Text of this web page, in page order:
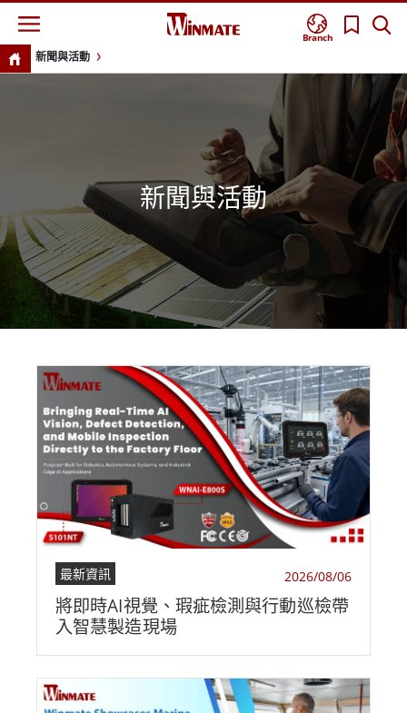
Branch
新聞與活動
新聞與活動
最新資訊 2026/08/06
將即時AI視覺、瑕疵檢測與行動巡檢帶
入智慧製造現場